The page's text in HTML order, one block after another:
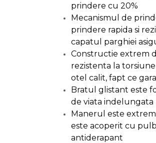
Baterii & Acumulatori
prindere cu 20%
Mecanismul de
prindere rapida si
capatul parghiei
Constructie extrem
rezistenta la
otel calit, fapt ce
Bratul glistant este
de viata indelungata
Manerul este
este acoperit cu
antiderapant